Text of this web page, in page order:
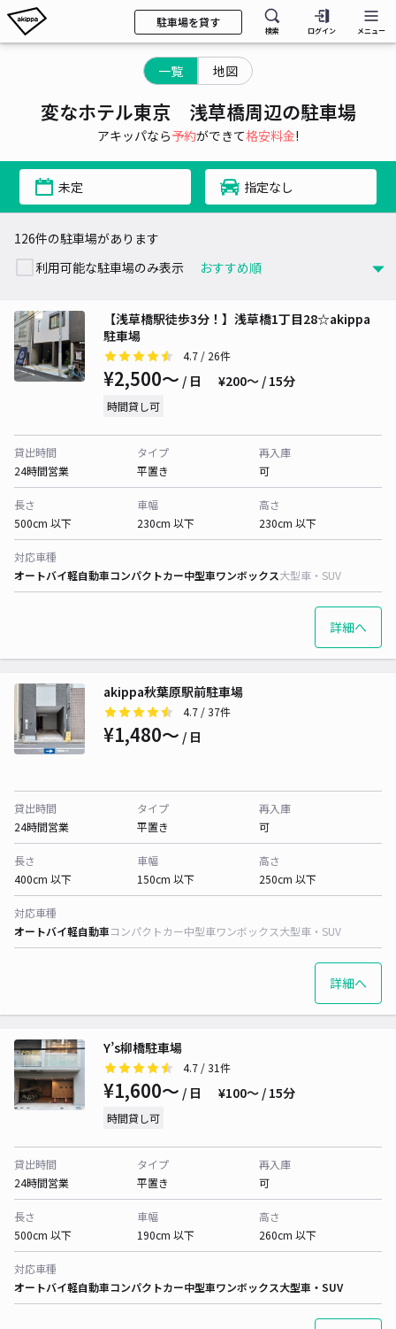
駐車場を貸す
検索 ログイン メニュー
一覧 地図
変なホテル東京 浅草橋周辺の駐車場
アキッパなら予約ができて格安料金!
未定 指定なし
126件の駐車場があります
利用可能な駐車場のみ表示
【浅草橋駅徒歩3分！】浅草橋1丁目28☆akippa
駐車場
4.7 / 26件
¥2,500〜 / 日 ¥200〜 / 15分
時間貸し可
貸出時間
24時間営業
タイプ
平置き
再入庫
可
長さ
500cm 以下
車幅
230cm 以下
高さ
230cm 以下
対応車種
オートバイ軽自動車コンパクトカー中型車ワンボックス大型車・SUV
詳細へ
akippa秋葉原駅前駐車場
4.7 / 37件
¥1,480〜 / 日
貸出時間
24時間営業
タイプ
平置き
再入庫
可
長さ
400cm 以下
車幅
150cm 以下
高さ
250cm 以下
対応車種
オートバイ軽自動車コンパクトカー中型車ワンボックス大型車・SUV
詳細へ
Y’s柳橋駐車場
4.7 / 31件
¥1,600〜 / 日 ¥100〜 / 15分
時間貸し可
貸出時間
24時間営業
タイプ
平置き
再入庫
可
長さ
500cm 以下
車幅
190cm 以下
高さ
260cm 以下
対応車種
オートバイ軽自動車コンパクトカー中型車ワンボックス大型車・SUV